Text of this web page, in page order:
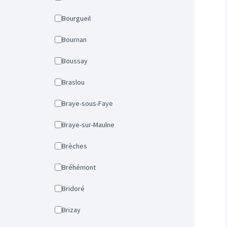
Bourgueil
Bournan
Boussay
Braslou
Braye-sous-Faye
Braye-sur-Maulne
Brèches
Bréhémont
Bridoré
Brizay